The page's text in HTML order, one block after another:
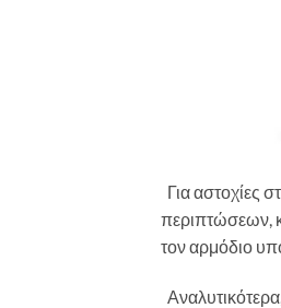
Για αστοχίες
περιπτώσεων,
τον αρμόδιο